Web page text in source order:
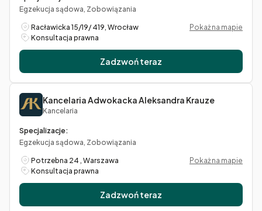
Egzekucja sądowa, Zobowiązania
Racławicka 15/19/ 419, Wrocław
Pokaż na mapie
Konsultacja prawna
Zadzwoń teraz
Kancelaria Adwokacka Aleksandra Krauze
Kancelaria
Specjalizacje:
Egzekucja sądowa, Zobowiązania
Potrzebna 24 , Warszawa
Pokaż na mapie
Konsultacja prawna
Zadzwoń teraz